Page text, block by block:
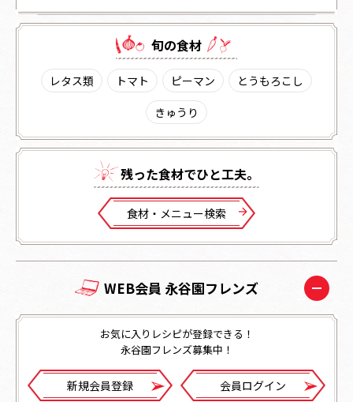
旬の⾷材
レタス類 トマト ピーマン
とうもろこし
きゅうり
残った⾷材でひと⼯夫。
⾷材・メニュー検索
WEB会員 永谷園フレンズ
お気に入りレシピが登録できる！
永谷園フレンズ募集中！
新規会員登録 会員ログイン